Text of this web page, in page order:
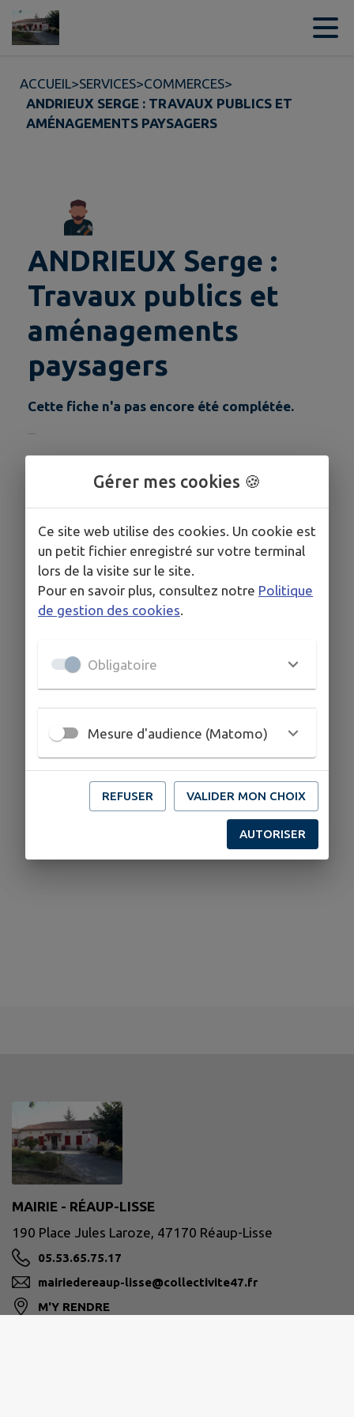
Contenu
ACCUEIL>SERVICES>COMMERCES>
ANDRIEUX SERGE : TRAVAUX PUBLICS ET
AMÉNAGEMENTS PAYSAGERS
ANDRIEUX Serge :
Travaux publics et
aménagements
paysagers
Cette fiche n'a pas encore été complétée.
05 53 65 81 72
06 80 84 23 25
MAIRIE - RÉAUP-LISSE
190 Place Jules Laroze, 47170 Réaup-Lisse
05.53.65.75.17
mairiedereaup-lisse@collectivite47.fr
M'Y RENDRE
Gérer mes cookies 🍪
Ce site web utilise des cookies. Un cookie est
un petit fichier enregistré sur votre terminal
lors de la visite sur le site.
Pour en savoir plus, consultez notre Politique
de gestion des cookies.
Obligatoire
Mesure d'audience (Matomo)
REFUSER VALIDER MON CHOIX
AUTORISER